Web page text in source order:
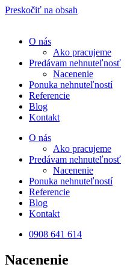
Preskočiť na obsah
O nás
Ako pracujeme
Predávam nehnuteľnosť
Nacenenie
Ponuka nehnuteľností
Referencie
Blog
Kontakt
O nás
Ako pracujeme
Predávam nehnuteľnosť
Nacenenie
Ponuka nehnuteľností
Referencie
Blog
Kontakt
0908 641 614
Nacenenie